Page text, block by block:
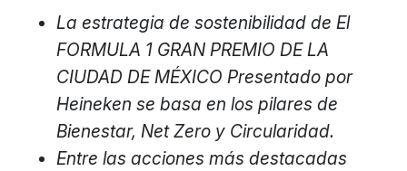
La estrategia de sostenibilidad de El
FORMULA 1 GRAN PREMIO DE LA
CIUDAD DE MÉXICO Presentado por
Heineken se basa en los pilares de
Bienestar, Net Zero y Circularidad.
Entre las acciones más destacadas